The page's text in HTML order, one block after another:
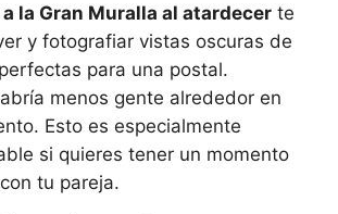
la Gran Muralla al atardecer te
y fotografiar vistas oscuras de
para una postal.
menos gente alrededor en
Esto es especialmente
si quieres tener un momento
tu pareja.